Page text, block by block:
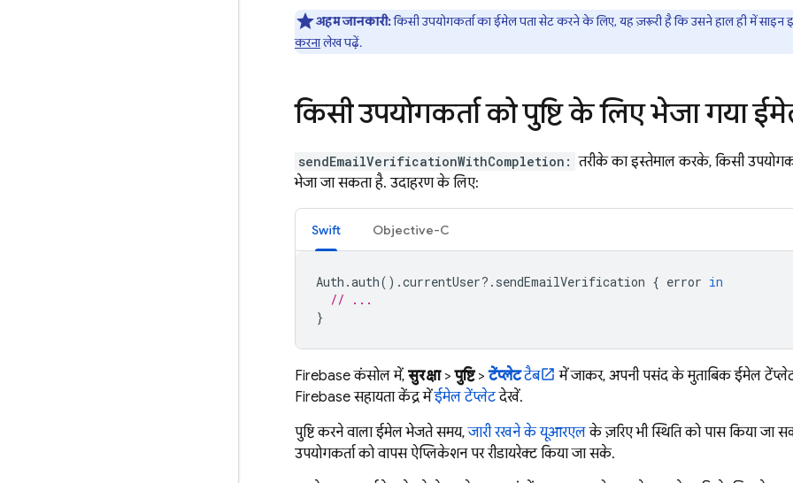
अहम जानकारी:किसी उपयोगकर्ता का ईमेल पता सेट करने के लिए, यह ज़रूरी है कि उसने हाल ही में साइन
करनालेख पढ़ें.
किसी उपयोगकर्ता को पुष्टि के लिए भेजा गया
sendEmailVerificationWithCompletion: तरीके का इस्तेमाल करके, किसी
भेजा जा सकता है. उदाहरण के लिए:
Swift Objective-C
Auth .auth().currentUser?. sendEmailVerification { error in
// ...
}
Firebaseकंसोल में, सुरक्षा>पुष्टि>टेंप्लेटटैब
में जाकर, अपनी पसंद के मुताबिक ईमेल
Firebase सहायता केंद्र मेंईमेल टेंप्लेटदेखें.
पुष्टि करने वाला ईमेल भेजते समय,जारी रखने के यूआरएलके ज़रिए भी स्थिति को पास किया जा
उपयोगकर्ता को वापस ऐप्लिकेशन पर रीडायरेक्ट किया जा सके.